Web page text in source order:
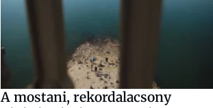
A mostani, rekordalacsony